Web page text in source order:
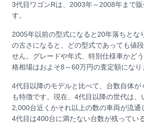
3代目ワゴンRは、2003年～2008年まで
す。
2005年以前の型式になると20年落ちとな
の古さになると、どの型式であっても値
せん。グレードや年式、特別仕様車かど
格相場はおよそ8～60万円の査定額になり
4代目以降のモデルと比べて、台数自体が
も特徴です。現在、4代目以降の世代は
2,000台近くかそれ以上の数の車両が流通
4代目は400台に満たない台数が残ってい